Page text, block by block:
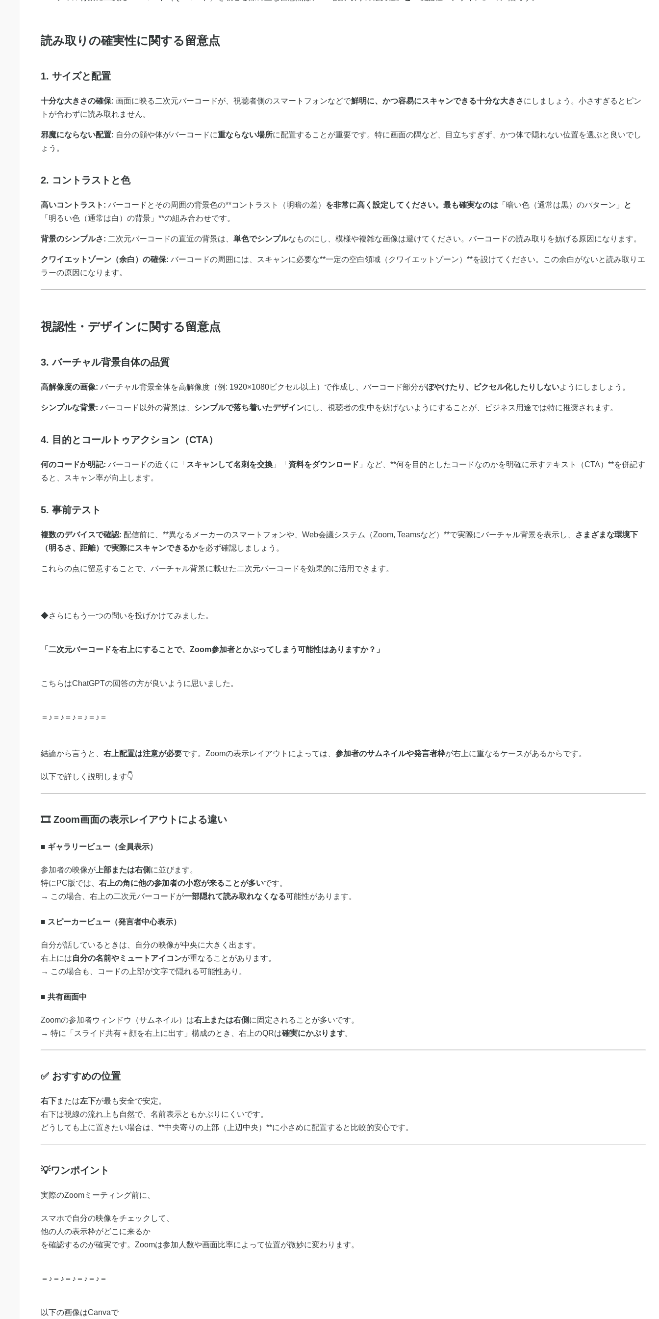
読み取りの確実性に関する留意点
1. サイズと配置
十分な大きさの確保: 画面に映る二次元バーコードが、視聴者側のスマートフォンなどで鮮明に、かつ容易にスキャンできる十分な大きさにしましょう。小さすぎるとピン
トが合わずに読み取れません。
邪魔にならない配置: 自分の顔や体がバーコードに重ならない場所に配置することが重要です。特に画面の隅など、目立ちすぎず、かつ体で隠れない位置を選ぶと良いでし
ょう。
2. コントラストと色
高いコントラスト: バーコードとその周囲の背景色の**コントラスト（明暗の差） を非常に高く設定してください。最も確実なのは 「暗い色（通常は黒）のパターン」
と
「明るい色（通常は白）の背景」**の組み合わせです。
背景のシンプルさ: 二次元バーコードの直近の背景は、 単色でシンプルなものにし、模様や複雑な画像は避けてください。バーコードの読み取りを妨げる原因になります。
クワイエットゾーン（余白）の確保: バーコードの周囲には、スキャンに必要な**一定の空白領域（クワイエットゾーン）**を設けてください。この余白がないと読み取りエ
ラーの原因になります。
視認性・デザインに関する留意点
3. バーチャル背景自体の品質
高解像度の画像: バーチャル背景全体を高解像度（例: 1920×1080ピクセル以上）で作成し、バーコード部分がぼやけたり、ピクセル化したりしないようにしましょう。
シンプルな背景: バーコード以外の背景は、 シンプルで落ち着いたデザインにし、視聴者の集中を妨げないようにすることが、ビジネス用途では特に推奨されます。
4. 目的とコールトゥアクション（CTA）
何のコードか明記: バーコードの近くに「 スキャンして名刺を交換 」「 資料をダウンロード 」など、**何を目的としたコードなのかを明確に示すテキスト（CTA）**を併記す
ると、スキャン率が向上します。
5. 事前テスト
複数のデバイスで確認: 配信前に、**異なるメーカーのスマートフォンや、Web会議システム（Zoom, Teamsなど）**で実際にバーチャル背景を表示し、
さまざまな環境下
（明るさ、距離） で実際にスキャンできるかを必ず確認しましょう。
これらの点に留意することで、バーチャル背景に載せた二次元バーコードを効果的に活用できます。
◆さらにもう一つの問いを投げかけてみました。
「二次元バーコードを右上にすることで、Zoom参加者とかぶってしまう可能性はありますか？」
こちらはChatGPTの回答の方が良いように思いました。
＝♪＝♪＝♪＝♪＝♪＝
結論から言うと、 右上配置は注意が必要です。Zoomの表示レイアウトによっては、 参加者のサムネイルや発言者枠が右上に重なるケースがあるからです。
以下で詳しく説明します👇
🎞 Zoom画面の表示レイアウトによる違い
■ ギャラリービュー（全員表示）
参加者の映像が 上部または右側 に並びます。
特にPC版では、 右上の角に他の参加者の小窓が来ることが多いです。
→ この場合、右上の二次元バーコードが一部隠れて読み取れなくなる可能性があります。
■ スピーカービュー（発言者中心表示）
自分が話しているときは、自分の映像が中央に大きく出ます。
右上には自分の名前やミュートアイコンが重なることがあります。
→ この場合も、コードの上部が文字で隠れる可能性あり。
■ 共有画面中
Zoomの参加者ウィンドウ（サムネイル）は右上または右側 に固定されることが多いです。
→ 特に「スライド共有＋顔を右上に出す」構成のとき、右上のQRは確実にかぶります。
✅ おすすめの位置
右下または左下が最も安全で安定。
右下は視線の流れ上も自然で、名前表示ともかぶりにくいです。
どうしても上に置きたい場合は、**中央寄りの上部（上辺中央）**に小さめに配置すると比較的安心です。
💡ワンポイント
実際のZoomミーティング前に、
スマホで自分の映像をチェックして、
他の人の表示枠がどこに来るか
を確認するのが確実です。Zoomは参加人数や画面比率によって位置が微妙に変わります。
＝♪＝♪＝♪＝♪＝♪＝
以下の画像はCanvaで